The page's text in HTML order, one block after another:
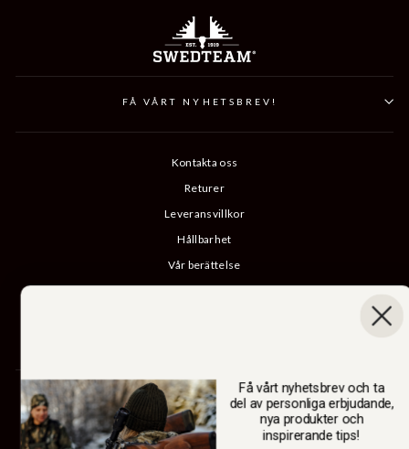
FÅ VÅRT NYHETSBREV!
Kontakta oss
Returer
Leveransvillkor
Hållbarhet
Vår berättelse
Katalog
SWEDTEAM ABFå vårt nyhetsbrev och ta
del av personliga erbjudande,
nya produkter och
inspirerande tips!